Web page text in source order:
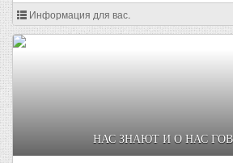
Информация для вас.
НАС ЗНАЮТ И О НАС